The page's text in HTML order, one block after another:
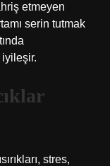
etmeyen
serin tutmak
stres,